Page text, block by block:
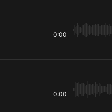
0:00
0:00